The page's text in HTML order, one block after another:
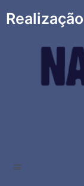
Realização